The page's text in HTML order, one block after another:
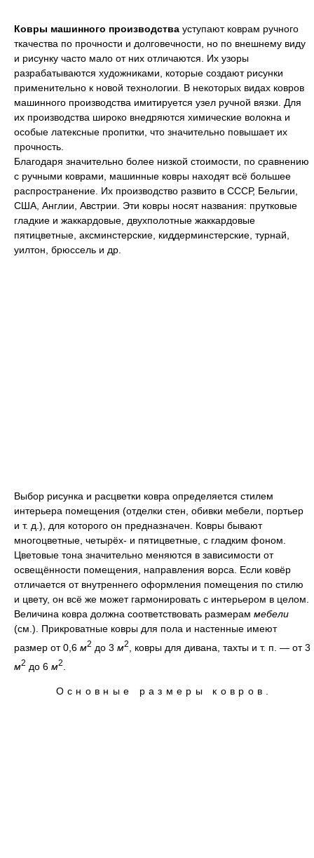
Ковры машинного производства уступают коврам ручного
ткачества по прочности и долговечности, но по внешнему виду
и рисунку часто мало от них отличаются. Их узоры
разрабатываются художниками, которые создают рисунки
применительно к новой технологии. В некоторых видах ковров
машинного производства имитируется узел ручной вязки. Для
их производства широко внедряются химические волокна и
особые латексные пропитки, что значительно повышает их
прочность.
Благодаря значительно более низкой стоимости, по сравнению
с ручными коврами, машинные ковры находят всё большее
распространение. Их производство развито в СССР, Бельгии,
США, Англии, Австрии. Эти ковры носят названия: прутковые
гладкие и жаккардовые, двухполотные жаккардовые
пятицветные, аксминстерские, киддерминстерские, турнай,
уилтон, брюссель и др.
Выбор рисунка и расцветки ковра определяется стилем
интерьера помещения (отделки стен, обивки мебели, портьер
и т. д.), для которого он предназначен. Ковры бывают
многоцветные, четырёх- и пятицветные, с гладким фоном.
Цветовые тона значительно меняются в зависимости от
освещённости помещения, направления ворса. Если ковёр
отличается от внутреннего оформления помещения по стилю
и цвету, он всё же может гармонировать с интерьером в целом.
Величина ковра должна соответствовать размерам мебели
(см.). Прикроватные ковры для пола и настенные имеют
размер от 0,6 м2 до 3 м2
, ковры для дивана, тахты и т. п. — от 3
м2 до 6 м2
Основные размеры ковров .